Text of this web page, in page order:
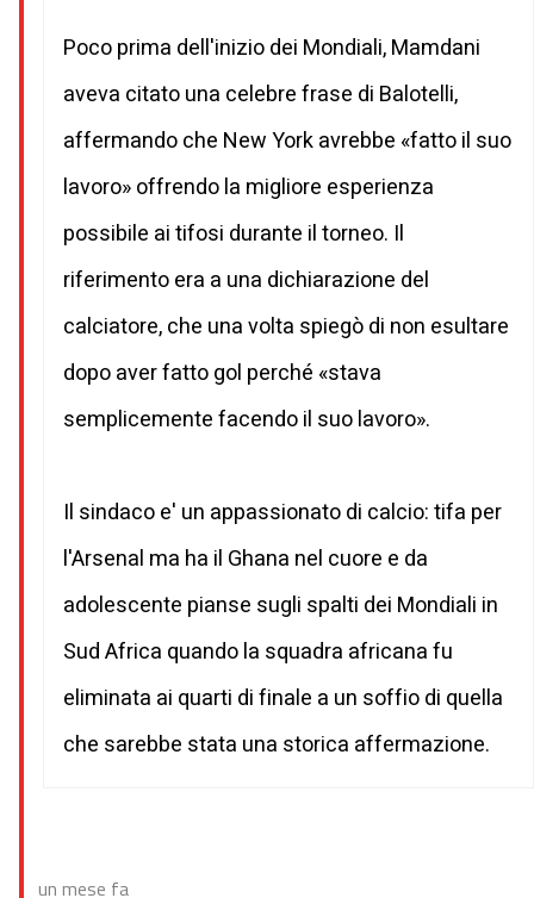
Poco prima dell'inizio dei Mondiali, Mamdani
aveva citato una celebre frase di Balotelli,
affermando che New York avrebbe «fatto il suo
lavoro» offrendo la migliore esperienza
possibile ai tifosi durante il torneo. Il
riferimento era a una dichiarazione del
calciatore, che una volta spiegò di non esultare
dopo aver fatto gol perché «stava
semplicemente facendo il suo lavoro».
Il sindaco e' un appassionato di calcio: tifa per
l'Arsenal ma ha il Ghana nel cuore e da
adolescente pianse sugli spalti dei Mondiali in
Sud Africa quando la squadra africana fu
eliminata ai quarti di finale a un soffio di quella
che sarebbe stata una storica affermazione.
un mese fa